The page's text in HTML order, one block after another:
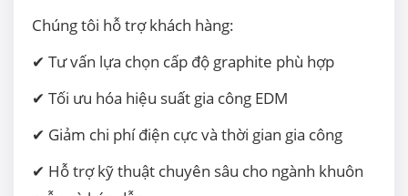
Chúng tôi hỗ trợ khách hàng:
✔ Tư vấn lựa chọn cấp độ graphite phù hợp
✔ Tối ưu hóa hiệu suất gia công EDM
✔ Giảm chi phí điện cực và thời gian gia công
✔ Hỗ trợ kỹ thuật chuyên sâu cho ngành khuôn